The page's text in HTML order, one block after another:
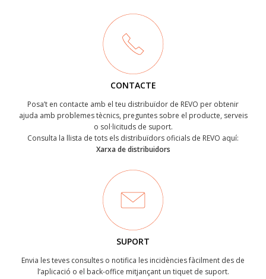
CONTACTE
Posa’t en contacte amb el teu distribuïdor de REVO per obtenir
ajuda amb problemes tècnics, preguntes sobre el producte, serveis
o sol·licituds de suport.
Consulta la llista de tots els distribuïdors oficials de REVO aquí:
Xarxa de distribuidors
SUPORT
Envia les teves consultes o notifica les incidències fàcilment des de
l’aplicació o el back-office mitjançant un tiquet de suport.